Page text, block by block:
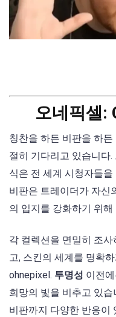
오네픽셀:
칭찬을 하든 비판을 하든
절히 기다리고 있습니다
식은 전 세계 시청자들을
비판은 트레이더가 자신
의 입지를 강화하기 위해
각 컬렉션을 면밀히 조
고, 스킨의 세계를 명확
ohnepixel. 투명성 이전
희망의 빛을 비추고 있
비판까지 다양한 반응이